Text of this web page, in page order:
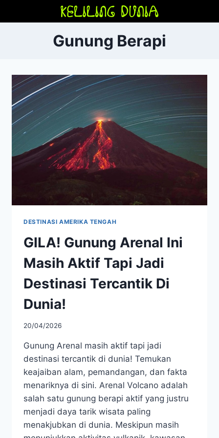
Gunung Berapi
DESTINASI AMERIKA TENGAH
GILA! Gunung Arenal Ini
Masih Aktif Tapi Jadi
Destinasi Tercantik Di
Dunia!
20/04/2026
Gunung Arenal masih aktif tapi jadi
destinasi tercantik di dunia! Temukan
keajaiban alam, pemandangan, dan fakta
menariknya di sini. Arenal Volcano adalah
salah satu gunung berapi aktif yang justru
menjadi daya tarik wisata paling
menakjubkan di dunia. Meskipun masih